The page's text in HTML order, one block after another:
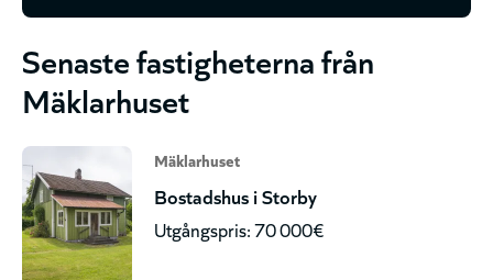
Senaste fastigheterna från
Mäklarhuset
Mäklarhuset
Bostadshus i Storby
Utgångspris: 70 000€